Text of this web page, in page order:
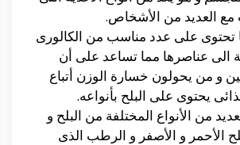
مع العديد من الأشخاص.
تحتوى على عدد مناسب من الكالورى
الى عناصرها مما تساعد على أن
و من يحولون خسارة الوزن أتباع
يحتوى على البلح بأنواعه.
من الأنواع المختلفة من البلح و
الأحمر و الأصفر و الرطب الذى